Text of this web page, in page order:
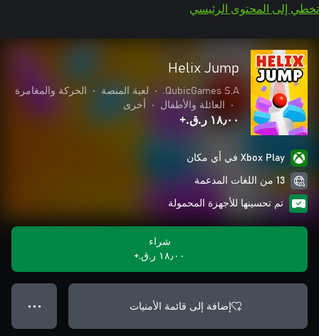
تخطي إلى المحتوى الرئيسي
Helix Jump
QubicGames S.A.
• لعبة المنصة •
الحركة والمغامرة
•
العائلة والأطفال • أخرى
١٨٫٠٠ ر.ق.‏+
Xbox Play في أي مكان
13 من اللغات المدعمة
تم تحسينها للأجهزة المحمولة
شراء
١٨٫٠٠ ر.ق.‏+
إضافة إلى قائمة الأمنيات ● ● ●